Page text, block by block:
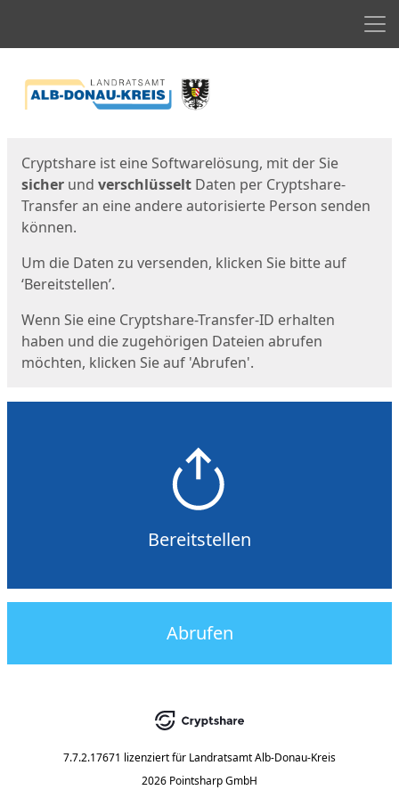
Cryptshare ist eine Softwarelösung, mit der Sie
sicher und verschlüsselt Daten per Cryptshare-
Transfer an eine andere autorisierte Person senden
können.
Um die Daten zu versenden, klicken Sie bitte auf
‘Bereitstellen’.
Wenn Sie eine Cryptshare-Transfer-ID erhalten
haben und die zugehörigen Dateien abrufen
möchten, klicken Sie auf 'Abrufen'.
Bereitstellen
Abrufen
7.7.2.17671 lizenziert für Landratsamt Alb-Donau-Kreis
2026 Pointsharp GmbH